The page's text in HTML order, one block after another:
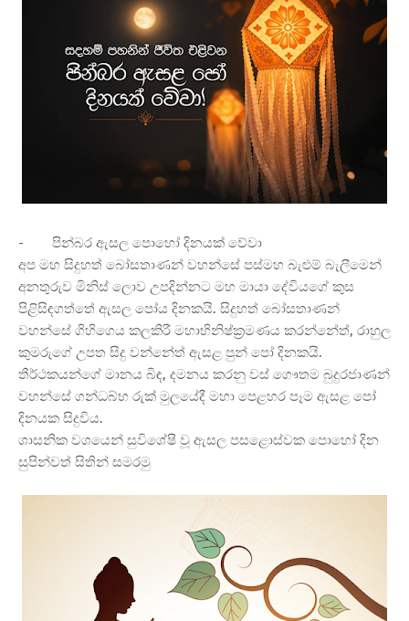
-
පින්බර ඇසල පොහෝ දිනයක් වේවා
අප මහ සිදුහත් බෝසතාණන් වහන්සේ පස්මහ බැළුම් බැලීමෙන්
අනතුරුව මිනිස් ලොව උපදින්නට මහ මායා දේවියගේ කුස
පිළිසිඳගත්තේ ඇසල පෝය දිනකයි. සිදුහත් බෝසතාණන්
වහන්සේ ගිහිගෙය කලකිරී මහාභිනිෂ්ක්රමණය කරන්නේත්, රාහුල
කුමරුගේ උපත සිදු වන්නේත් ඇසළ පුන් පෝ දිනකයි.
තීර්ථකයන්ගේ මානය බිඳ, දමනය කරනු වස් ගෞතම බුදුරජාණන්
වහන්සේ ගන්ධබ්භ රුක් මුලයේදී මහා පෙළහර පෑම ඇසළ පෝ
දිනයක සිදුවිය.
ශාසනික වශයෙන් සුවිශේෂී වූ ඇසල පසළොස්වක පොහෝ දින
සුපින්වත් සිතින් සමරමු